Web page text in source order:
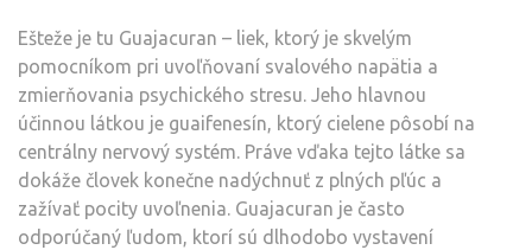
Ešteže je tu Guajacuran – liek, ktorý je skvelým
pomocníkom pri uvoľňovaní svalového napätia a
zmierňovania psychického stresu. Jeho hlavnou
účinnou látkou je guaifenesín, ktorý cielene pôsobí na
centrálny nervový systém. Práve vďaka tejto látke sa
dokáže človek konečne nadýchnuť z plných pľúc a
zažívať pocity uvoľnenia. Guajacuran je často
odporúčaný ľudom, ktorí sú dlhodobo vystavení